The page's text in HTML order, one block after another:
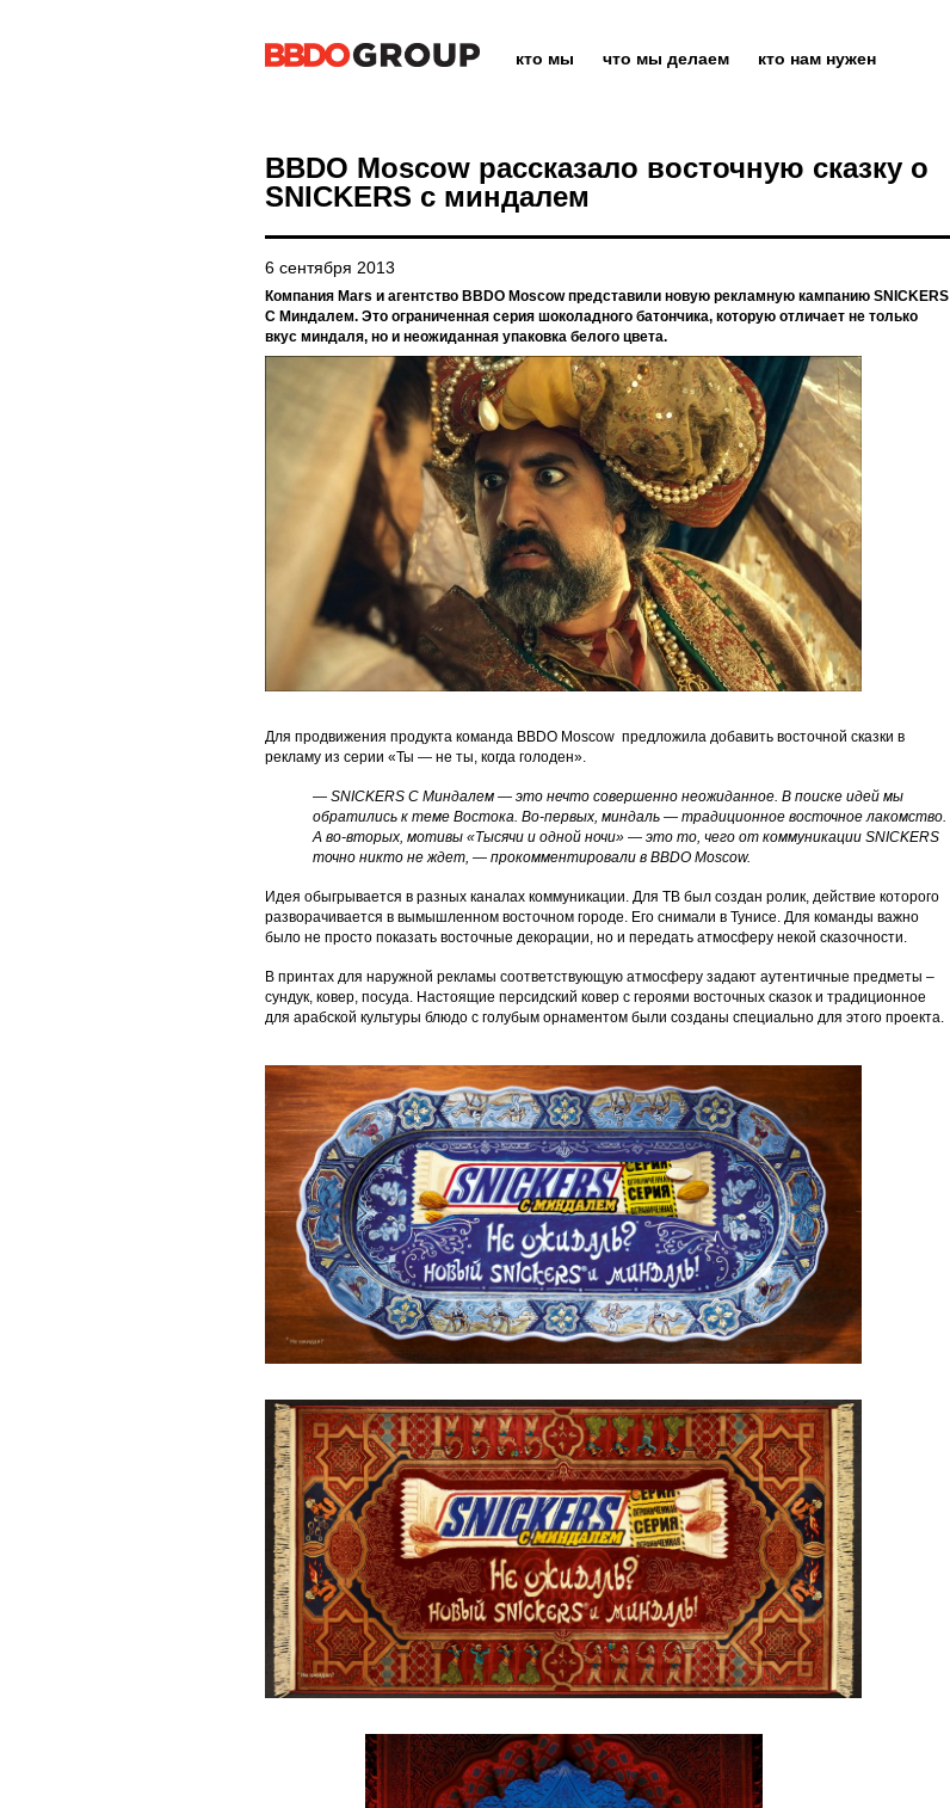
кто мы что мы делаем кто нам нужен
BBDO Moscow рассказало восточную сказку о
SNICKERS с миндалем
6 сентября 2013
Компания Mars и агентство BBDO Moscow представили новую рекламную кампанию SNICKERS
С Миндалем. Это ограниченная серия шоколадного батончика, которую отличает не только
вкус миндаля, но и неожиданная упаковка белого цвета.
Для продвижения продукта команда BBDO Moscow предложила добавить восточной сказки в
рекламу из серии «Ты — не ты, когда голоден».
— SNICKERS С Миндалем — это нечто совершенно неожиданное. В поиске идей мы
обратились к теме Востока. Во-первых, миндаль — традиционное восточное лакомство.
А во-вторых, мотивы «Тысячи и одной ночи» — это то, чего от коммуникации SNICKERS
точно никто не ждет, — прокомментировали в BBDO Moscow.
Идея обыгрывается в разных каналах коммуникации. Для ТВ был создан ролик, действие которого
разворачивается в вымышленном восточном городе. Его снимали в Тунисе. Для команды важно
было не просто показать восточные декорации, но и передать атмосферу некой сказочности.
В принтах для наружной рекламы соответствующую атмосферу задают аутентичные предметы –
сундук, ковер, посуда. Настоящие персидский ковер с героями восточных сказок и традиционное
для арабской культуры блюдо с голубым орнаментом были созданы специально для этого проекта.